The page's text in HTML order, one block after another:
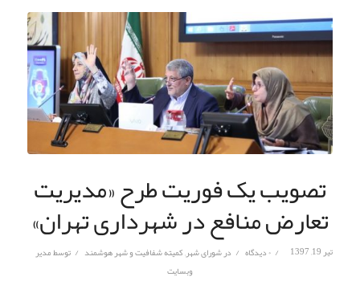
تصویب یک فوریت طرح «مدیریت
تعارض منافع در شهرداری تهران»
تیر 19, 1397 / ۰ دیدگاه / درشورای شهر,کمیته شفافیت و شهر هوشمند / توسطمدیر
وبسایت